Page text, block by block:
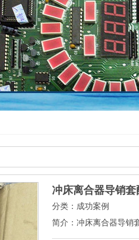
冲床离合器导销套
分类：成功案例
简介：冲床离合器导销